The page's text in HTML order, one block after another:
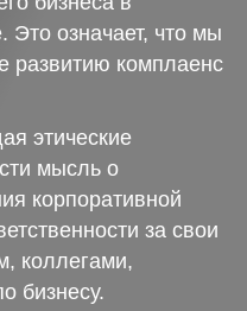
Это означает, что мы
развитию комплаенс
этические
мысль о
корпоративной
за свои
коллегами,
бизнесу.